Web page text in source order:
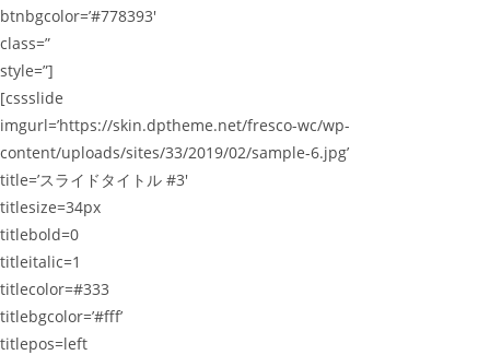
btnbgcolor=’#778393′
class=”
style=”]
[cssslide
imgurl=’https://skin.dptheme.net/fresco-wc/wp-
content/uploads/sites/33/2019/02/sample-6.jpg’
title=’スライドタイトル #3′
titlesize=34px
titlebold=0
titleitalic=1
titlecolor=#333
titlebgcolor=’#fff’
titlepos=left